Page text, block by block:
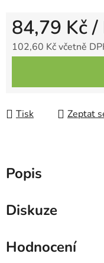
84,79 Kč/
102,60 Kč včetně
Tisk Zeptat
Popis
Diskuze
Hodnocení